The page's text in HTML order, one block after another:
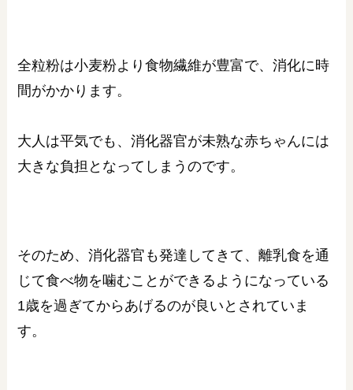
全粒粉は小麦粉より食物繊維が豊富で、消化に時
間がかかります。
大人は平気でも、消化器官が未熟な赤ちゃんには
大きな負担となってしまうのです。
そのため、消化器官も発達してきて、離乳食を通
じて食べ物を噛むことができるようになっている
1歳を過ぎてからあげるのが良いとされていま
す。